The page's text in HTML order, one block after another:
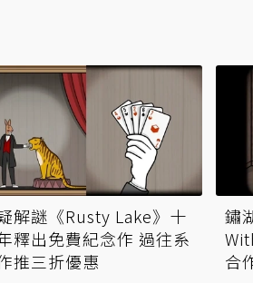
解謎《Rusty Lake》十
釋出免費紀念作 過往系
推三折優惠
鏽
合